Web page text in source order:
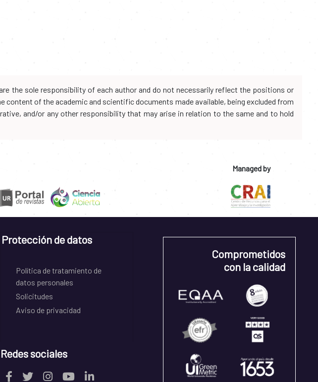
the sole responsibility of each author and do not necessarily reflect the positions or
of the academic and scientific documents made available, being excluded from
and/or any other responsibility that may arise in relation to the same and to hold
Managed by
Protección de datos
Política de tratamiento de
datos personales
Solicitudes
Aviso de privacidad
Redes sociales
Comprometidos
con la calidad